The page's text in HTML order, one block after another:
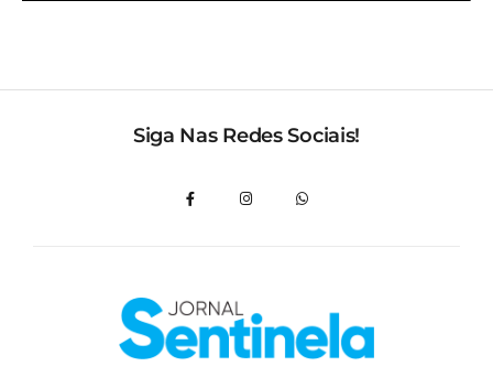
Siga Nas Redes Sociais!